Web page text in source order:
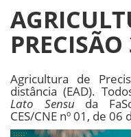
Agricultura de
distância (EAD).
Lato Sensuda
CES/CNE nº 01, de